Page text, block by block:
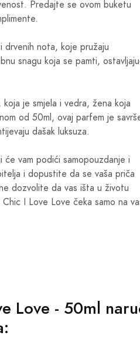
Predajte se ovom buketu
nota, koje pružaju
snagu koja se pamti,
je smjela i vedra, žena koja
od 50ml, ovaj parfem je
dašak luksuza.
vam podići samopouzdanje i
i dopustite da se vaša priča
dozvolite da vas išta u životu
I Love Love čeka samo na
Love - 50ml